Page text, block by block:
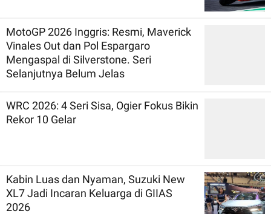
MotoGP 2026 Inggris: Resmi, Maverick
Vinales Out dan Pol Espargaro
Mengaspal di Silverstone. Seri
Selanjutnya Belum Jelas
WRC 2026: 4 Seri Sisa, Ogier Fokus Bikin
Rekor 10 Gelar
Kabin Luas dan Nyaman, Suzuki New
XL7 Jadi Incaran Keluarga di GIIAS
2026